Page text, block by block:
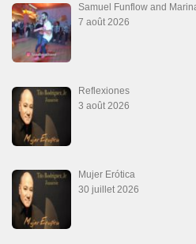
Samuel Funflow and
7 août 2026
Reflexiones
3 août 2026
Mujer Erótica
30 juillet 2026